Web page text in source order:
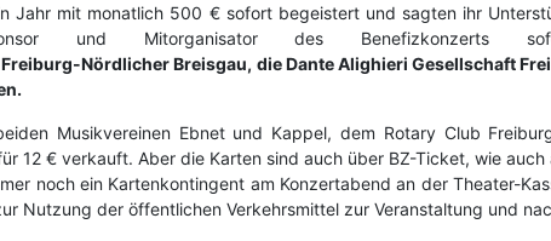
Jahr mit monatlich 500 € sofort begeistert und sagten ihr
und Mitorganisator des Benefizkonzerts
Nördlicher Breisgau, die Dante Alighieri Gesellschaft
Musikvereinen Ebnet und Kappel, dem Rotary Club
12 € verkauft. Aber die Karten sind auch über BZ-Ticket, wie
noch ein Kartenkontingent am Konzertabend an der Theater-
Nutzung der öffentlichen Verkehrsmittel zur Veranstaltung und